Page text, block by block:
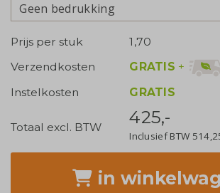
Geen bedrukking
Prijs per stuk
1,70
Verzendkosten
GRATIS +
Instelkosten
GRATIS
Totaal excl. BTW 425,-
Inclusief BTW
in